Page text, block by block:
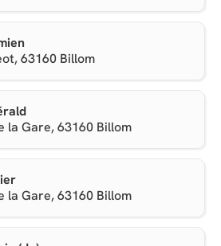
63160 Billom
la Gare, 63160 Billom
la Gare, 63160 Billom